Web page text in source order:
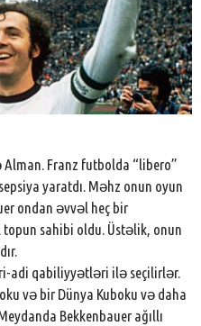
Alman. Franz futbolda “libero”
yaratdı. Məhz onun oyun
ondan əvvəl heç bir
sahibi oldu. Üstəlik, onun
adi qabiliyyətləri ilə seçilirlər.
və bir Dünya Kuboku və daha
Bekkenbauer ağıllı